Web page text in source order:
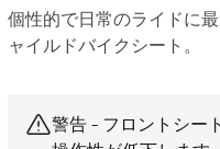
個性的で日常のライドに
ャイルドバイクシート。
警告 - フロントシー